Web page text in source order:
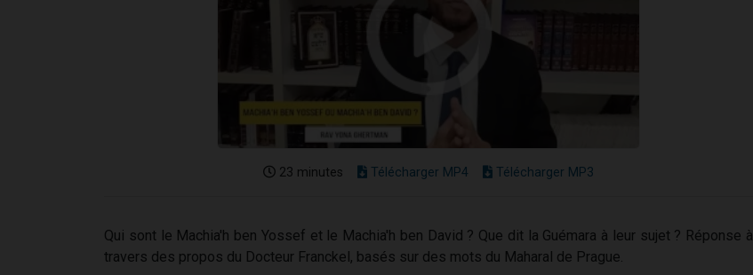
23 minutes Télécharger MP4 Télécharger MP3
Qui sont le Machia'h ben Yossef et le Machia'h ben David ? Que dit la Guémara à leur sujet ? Réponse à
travers des propos du Docteur Franckel, basés sur des mots du Maharal de Prague.